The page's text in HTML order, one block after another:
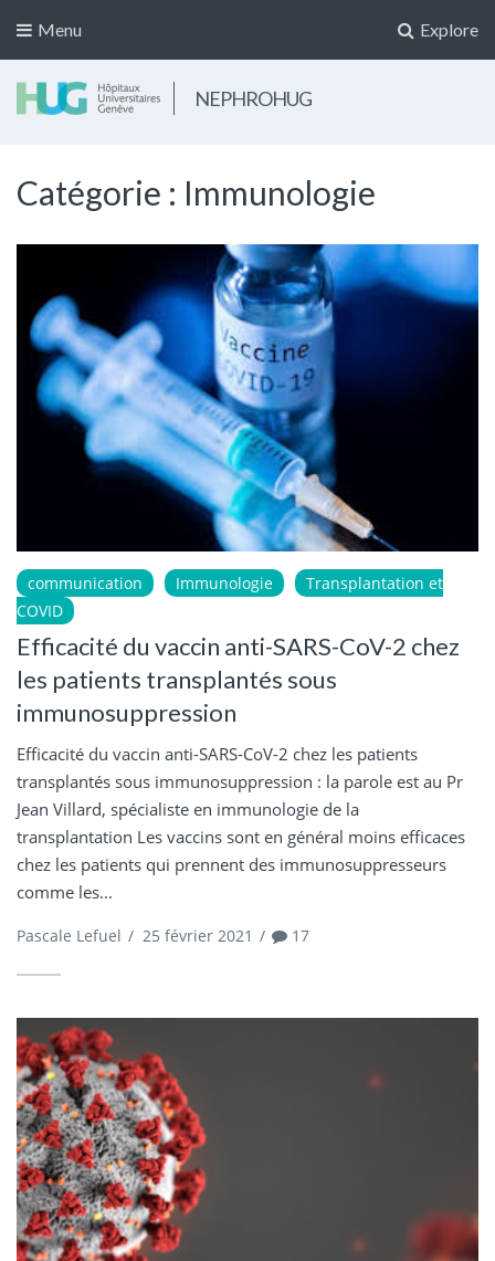
Explore
Menu
NEPHROHUG
Catégorie : Immunologie
communication Immunologie
Transplantation et
COVID
Efficacité du vaccin anti-SARS-CoV-2 chez
les patients transplantés sous
immunosuppression
Efficacité du vaccin anti-SARS-CoV-2 chez les patients
transplantés sous immunosuppression : la parole est au Pr
Jean Villard, spécialiste en immunologie de la
transplantation Les vaccins sont en général moins efficaces
chez les patients qui prennent des immunosuppresseurs
comme les...
Pascale Lefuel / 25 février 2021 / 17